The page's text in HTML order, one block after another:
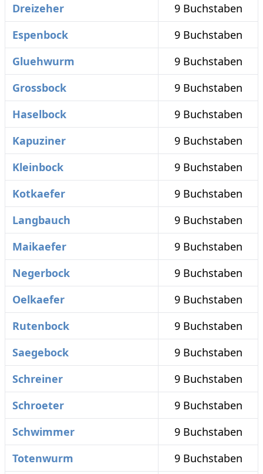
Dreizeher
9 Buchstaben
Espenbock
9 Buchstaben
Gluehwurm
9 Buchstaben
Grossbock
9 Buchstaben
Haselbock
9 Buchstaben
Kapuziner
9 Buchstaben
Kleinbock
9 Buchstaben
Kotkaefer
9 Buchstaben
Langbauch
9 Buchstaben
Maikaefer
9 Buchstaben
Negerbock
9 Buchstaben
Oelkaefer
9 Buchstaben
Rutenbock
9 Buchstaben
Saegebock
9 Buchstaben
Schreiner
9 Buchstaben
Schroeter
9 Buchstaben
Schwimmer
9 Buchstaben
Totenwurm
9 Buchstaben